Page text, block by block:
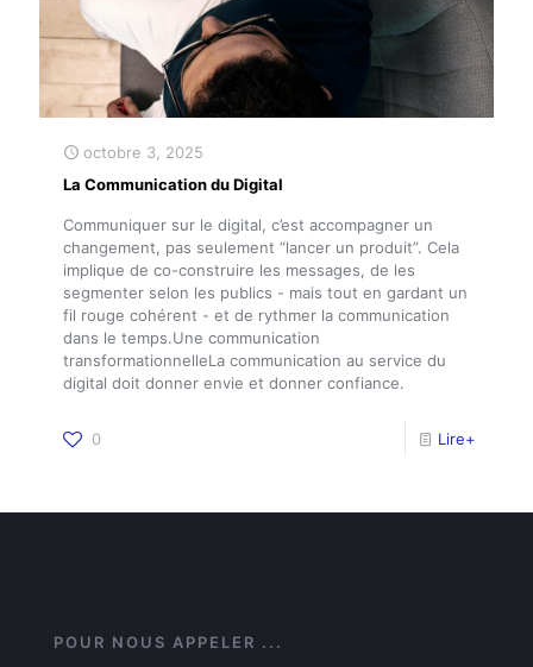
octobre 3, 2025
La Communication du Digital
Communiquer sur le digital, c’est accompagner un
changement, pas seulement “lancer un produit”. Cela
implique de co-construire les messages, de les
segmenter selon les publics - mais tout en gardant un
fil rouge cohérent - et de rythmer la communication
dans le temps.Une communication
transformationnelleLa communication au service du
digital doit donner envie et donner confiance.
0 Lire+
POUR NOUS APPELER ...